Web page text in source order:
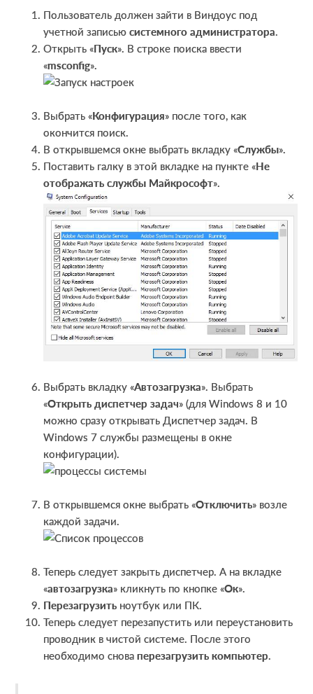
Пользователь должен зайти в Виндоус под
учетной записьюсистемного администратора.
Открыть «Пуск». В строке поиска ввести
«msconfig».
Выбрать «Конфигурация» после того, как
окончится поиск.
В открывшемся окне выбрать вкладку «Службы».
Поставить галку в этой вкладке на пункте «Не
отображать службы Майкрософт».
Выбрать вкладку «Автозагрузка». Выбрать
«Открыть диспетчер задач» (для Windows 8 и 10
можно сразу открывать Диспетчер задач. В
Windows 7 службы размещены в окне
конфигурации).
В открывшемся окне выбрать «Отключить» возле
каждой задачи.
Теперь следует закрыть диспетчер. А на вкладке
«автозагрузка» кликнуть по кнопке «Ок».
Перезагрузить ноутбук или ПК.
Теперь следует перезапустить или переустановить
проводник в чистой системе. После этого
необходимо сноваперезагрузить компьютер.